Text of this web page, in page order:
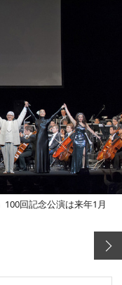
回記念公演は来年1月